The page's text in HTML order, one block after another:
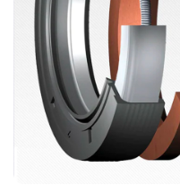
nhập
Đối với các thành phần máy,
ăn mòn, mài mòn và dừng
nhập vào máy. Nó cũng
và dầu bôi trơn.
Đại lý phớt chịu nhiệt
Photcongnghiep.vnlà Đại lý
phối các sản phẩm phớt